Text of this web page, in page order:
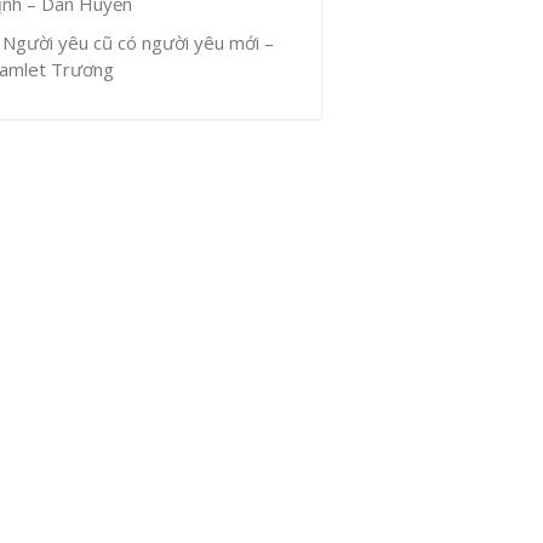
Người yêu cũ có người yêu mới –
Trương